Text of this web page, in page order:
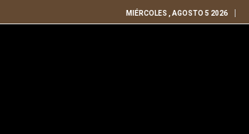
MIÉRCOLES , AGOSTO 5 2026